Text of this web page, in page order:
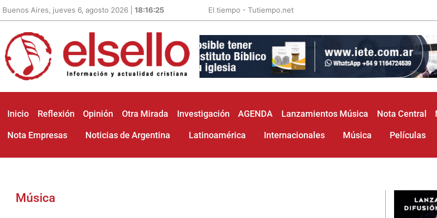
Buenos Aires, jueves 6, agosto 2026 | 18:16:27 El tiempo - Tutiempo.net
Inicio Reflexión Opinión Otra Mirada Investigación AGENDA Lanzamientos Música Nota Central
Nota Empresas Noticias de Argentina Latinoamérica Internacionales Música Películas
Música